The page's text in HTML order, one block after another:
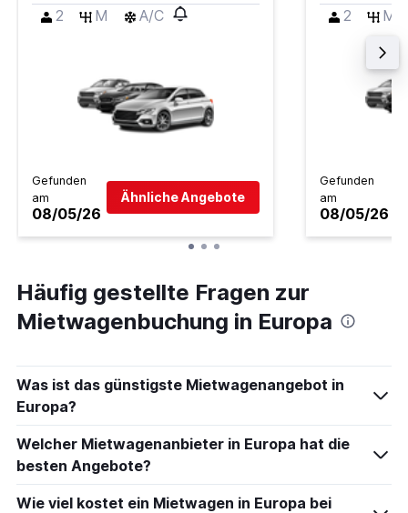
2
M A/C
Gefunden
am
08/05/26
Ähnliche Angebote
2 M
Gefunden
am
08/05/26
Häufig gestellte Fragen zur
Mietwagenbuchung in Europa
Was ist das günstigste Mietwagenangebot in
Europa?
Welcher Mietwagenanbieter in Europa hat die
besten Angebote?
Wie viel kostet ein Mietwagen in Europa bei